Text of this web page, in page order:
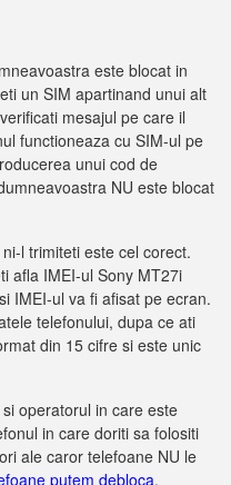
este blocat in
un SIM apartinand unui alt
mesajul pe care il
functioneaza cu SIM-ul pe
unui cod de
NU este blocat
l trimiteti este cel corect.
afla IMEI-ul Sony MT27i
IMEI-ul va fi afisat pe ecran.
telefonului, dupa ce ati
din 15 cifre si este unic
operatorul in care este
in care doriti sa folositi
ale caror telefoane NU le
putem debloca.